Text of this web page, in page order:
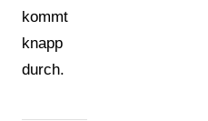
kommt
knapp
durch.